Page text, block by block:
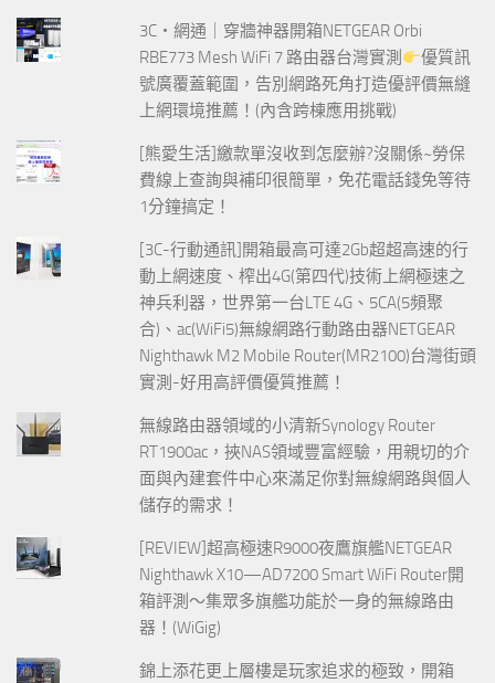
3C‧網通｜穿牆神器開箱NETGEAR Orbi
RBE773 Mesh WiFi 7 路由器台灣實測
優質訊
號廣覆蓋範圍，告別網路死角打造優評價無縫
上網環境推薦！(內含跨棟應用挑戰)
[熊愛生活]繳款單沒收到怎麼辦?沒關係~勞保
費線上查詢與補印很簡單，免花電話錢免等待
1分鐘搞定！
[3C-行動通訊]開箱最高可達2Gb超超高速的行
動上網速度、榨出4G(第四代)技術上網極速之
神兵利器，世界第一台LTE 4G、5CA(5頻聚
合)、ac(WiFi5)無線網路行動路由器NETGEAR
Nighthawk M2 Mobile Router(MR2100)台灣街頭
實測-好用高評價優質推薦！
無線路由器領域的小清新Synology Router
RT1900ac，挾NAS領域豐富經驗，用親切的介
面與內建套件中心來滿足你對無線網路與個人
儲存的需求！
[REVIEW]超高極速R9000夜鷹旗艦NETGEAR
Nighthawk X10—AD7200 Smart WiFi Router開
箱評測～集眾多旗艦功能於一身的無線路由
器！(WiGig)
錦上添花更上層樓是玩家追求的極致，開箱